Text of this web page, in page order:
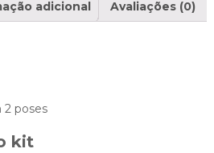
adicional Avaliações (0)
poses
kit